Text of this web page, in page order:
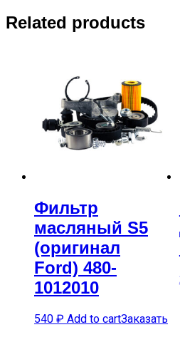
Related products
Фильтр
масляный S5
(оригинал
Ford) 480-
1012010
540 ₽ Add to cartЗаказать